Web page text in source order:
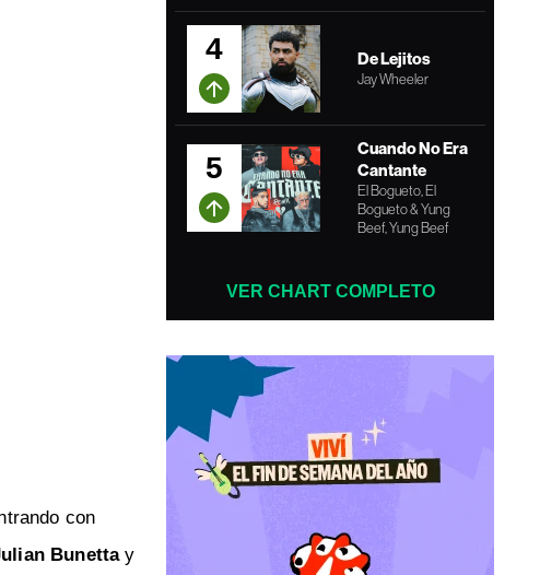
con
Bunettay
4 De Lejitos
Jay Wheeler
5
Cuando No Era
Cantante
El Bogueto, El
Bogueto & Yung
Beef, Yung Beef
VER CHART COMPLETO